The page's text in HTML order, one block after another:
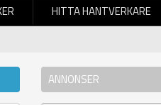
HITTA HANTVERKARE
ANNONSER